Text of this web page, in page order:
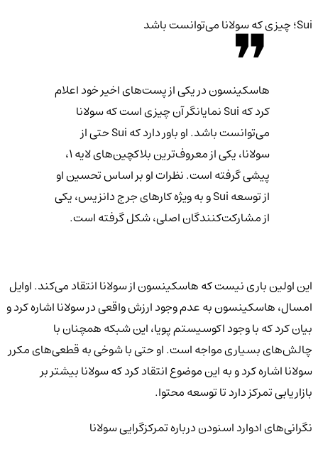
Sui؛ چیزی که سولانا می‌توانست باشد
هاسکینسون در یکی از پست‌های اخیر خود اعلام
کرد که Sui نمایانگر آن چیزی است که سولانا
می‌توانست باشد. او باور دارد که Sui حتی از
سولانا، یکی از معروف‌ترین بلاکچین‌های لایه ۱،
پیشی گرفته است. نظرات او بر اساس تحسین او
از توسعه Sui و به ویژه کارهای جرج دانزیس، یکی
از مشارکت‌کنندگان اصلی، شکل گرفته است.
این اولین باری نیست که هاسکینسون از سولانا انتقاد می‌کند. اوایل
امسال، هاسکینسون به عدم وجود ارزش واقعی در سولانا اشاره کرد و
بیان کرد که با وجود اکوسیستم پویا، این شبکه همچنان با
چالش‌های بسیاری مواجه است. او حتی با شوخی به قطعی‌های مکرر
سولانا اشاره کرد و به این موضوع انتقاد کرد که سولانا بیشتر بر
بازاریابی تمرکز دارد تا توسعه محتوا.
نگرانی‌های ادوارد اسنودن درباره تمرکزگرایی سولانا